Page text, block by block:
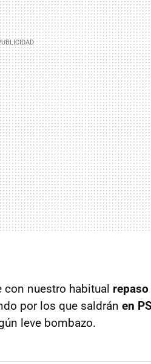
con nuestro habitual
por los que saldrán en
leve bombazo.